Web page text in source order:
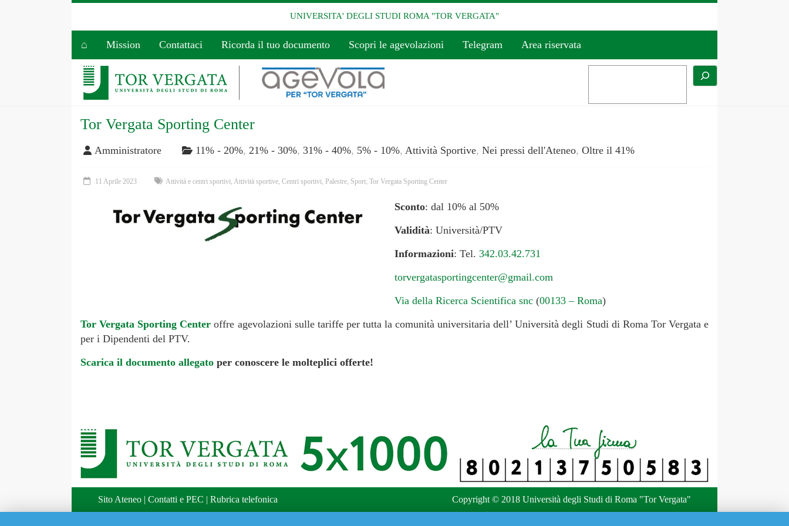
UNIVERSITA' DEGLI STUDI ROMA "TOR VERGATA"
⌂ Mission Contattaci Ricorda il tuo documento Scopri le agevolazioni Telegram Area riservata
Tor Vergata Sporting Center
Amministratore 11% - 20%, 21% - 30%, 31% - 40%, 5% - 10%, Attività Sportive, Nei pressi dell'Ateneo, Oltre il 41%
11 Aprile 2023 Attività e centri sportivi, Attività sportive, Centri sportivi, Palestre, Sport, Tor Vergata Sporting Center
Sconto: dal 10% al 50%
Validità: Università/PTV
Informazioni: Tel. 342.03.42.731
torvergatasportingcenter@gmail.com
Via della Ricerca Scientifica snc (00133 – Roma)
Tor Vergata Sporting Center offre agevolazioni sulle tariffe per tutta la comunità universitaria dell’ Università degli Studi di Roma Tor Vergata e
per i Dipendenti del PTV.
Scarica il documento allegato per conoscere le molteplici offerte!
Sito Ateneo Contatti e PEC Rubrica telefonica Copyright © 2018 Università degli Studi di Roma "Tor Vergata"